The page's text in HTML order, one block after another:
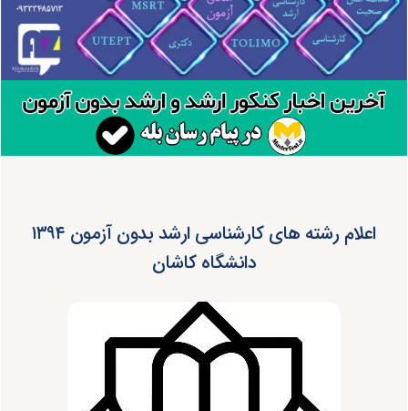
اعلام رشته های کارشناسی ارشد بدون آزمون ۱۳۹۴
دانشگاه کاشان